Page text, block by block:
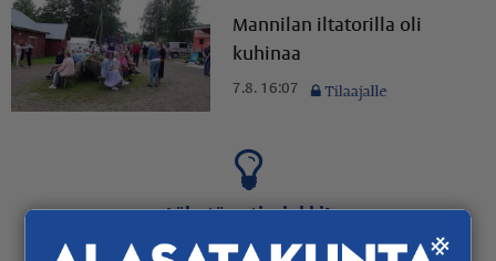
Mannilan iltatorilla oli
kuhinaa
7.8. 16:07
Lähetä uutisvinkki!